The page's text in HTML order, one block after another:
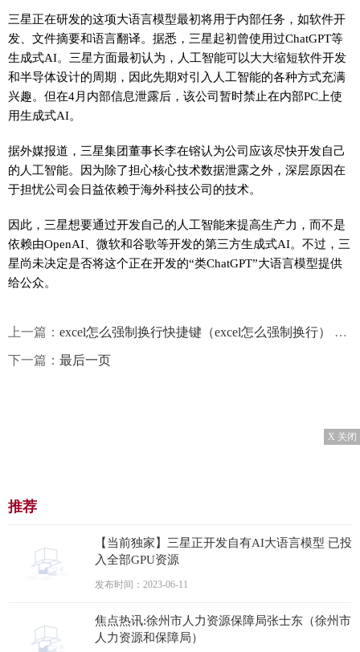
三星正在研发的这项大语言模型最初将用于内部任务，如软件开
发、文件摘要和语言翻译。据悉，三星起初曾使用过ChatGPT等
生成式AI。三星方面最初认为，人工智能可以大大缩短软件开发
和半导体设计的周期，因此先期对引入人工智能的各种方式充满
兴趣。但在4月内部信息泄露后，该公司暂时禁止在内部PC上使
用生成式AI。
据外媒报道，三星集团董事长李在镕认为公司应该尽快开发自己
的人工智能。因为除了担心核心技术数据泄露之外，深层原因在
于担忧公司会日益依赖于海外科技公司的技术。
因此，三星想要通过开发自己的人工智能来提高生产力，而不是
依赖由OpenAI、微软和谷歌等开发的第三方生成式AI。不过，三
星尚未决定是否将这个正在开发的“类ChatGPT”大语言模型提供
给公众。
上一篇： excel怎么强制换行快捷键（excel怎么强制换行） 环球观察
下一篇： 最后一页
X 关闭
推荐
【当前独家】三星正开发自有AI大语言模型 已投
入全部GPU资源
发布时间：2023-06-11
焦点热讯:徐州市人力资源保障局张士东（徐州市
人力资源和保障局）